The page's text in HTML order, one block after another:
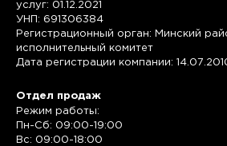
услуг: 01.12.2021
УНП: 691306384
Регистрационный орган: Минский
исполнительный комитет
Дата регистрации компании:
Отдел продаж
Режим работы:
Пн-Сб: 09:00-19:00
Вс: 09:00-18:00